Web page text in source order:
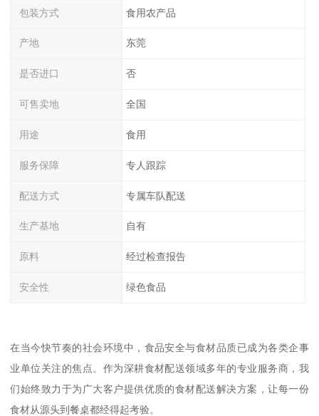
包装方式 食用农产品
产地 东莞
是否进口 否
可售卖地 全国
用途 食用
服务保障 专人跟踪
配送方式 专属车队配送
生产基地 自有
原料 经过检查报告
安全性 绿色食品
在当今快节奏的社会环境中，食品安全与食材品质已成为各类企事
业单位关注的焦点。作为深耕食材配送领域多年的专业服务商，我
们始终致力于为广大客户提供优质的食材配送解决方案，让每一份
食材从源头到餐桌都经得起考验。